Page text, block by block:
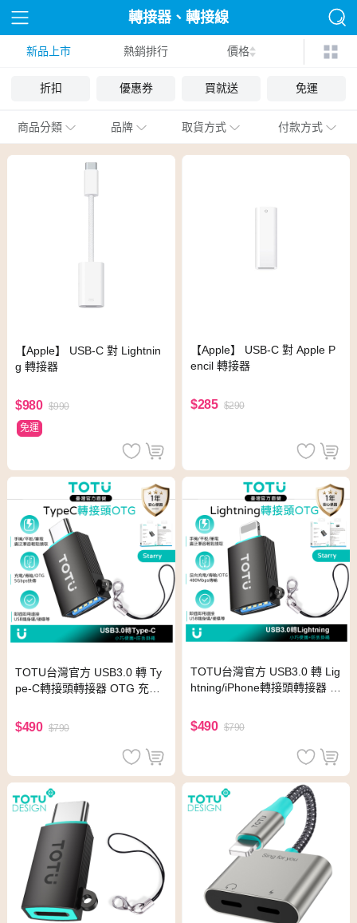
轉接器、轉接線
新品上市 熱銷排行 價格
折扣 優惠券 買就送 免運
商品分類 品牌 取貨方式 付款方式
【Apple】 USB-C 對 Lightnin
g 轉接器
$980 $990
免運
【Apple】 USB-C 對 Apple P
encil 轉接器
$285 $290
TOTU台灣官方 USB3.0 轉 Ty
pe-C轉接頭轉接器 OTG 充電
碟
$490 $790
TOTU台灣官方 USB3.0 轉 Lig
htning/iPhone轉接頭轉接器 O
碟/硬碟
$490 $790